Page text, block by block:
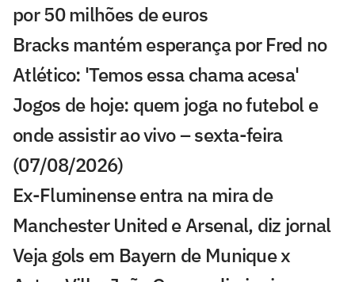
por 50 milhões de euros
Bracks mantém esperança por Fred no
Atlético: 'Temos essa chama acesa'
Jogos de hoje: quem joga no futebol e
onde assistir ao vivo – sexta-feira
(07/08/2026)
Ex-Fluminense entra na mira de
Manchester United e Arsenal, diz jornal
Veja gols em Bayern de Munique x